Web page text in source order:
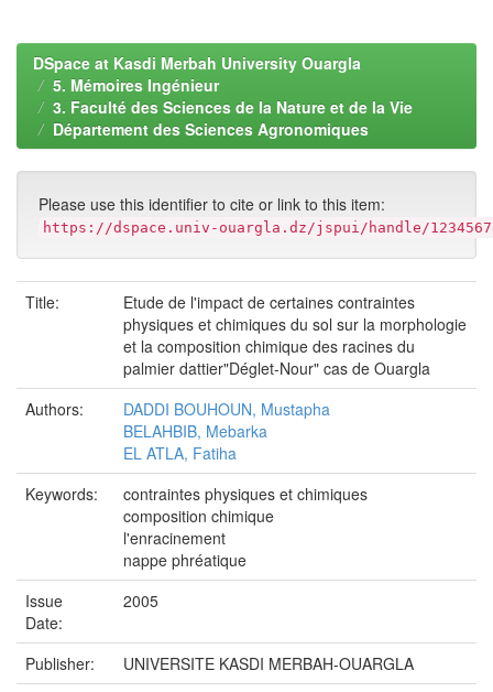
DSpace at Kasdi Merbah University Ouargla
5. Mémoires Ingénieur
3. Faculté des Sciences de la Nature et de la Vie
Département des Sciences Agronomiques
Please use this identifier to cite or link to this item:
https://dspace.univ-ouargla.dz/jspui/handle/
Title:
Etude de l'impact de certaines contraintes
physiques et chimiques du sol sur la morphologie
et la composition chimique des racines du
palmier dattier"Déglet-Nour" cas de Ouargla
Authors:
DADDI BOUHOUN, Mustapha
BELAHBIB, Mebarka
EL ATLA, Fatiha
Keywords:
contraintes physiques et chimiques
composition chimique
l'enracinement
nappe phréatique
Issue
Date:
2005
Publisher:
UNIVERSITE KASDI MERBAH-OUARGLA